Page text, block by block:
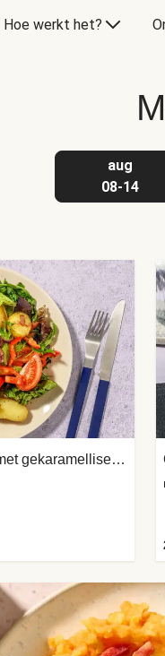
Hoe werkt het?
aug
08-14
Camembert in bladerdeeg met gekaramelliseerde ui